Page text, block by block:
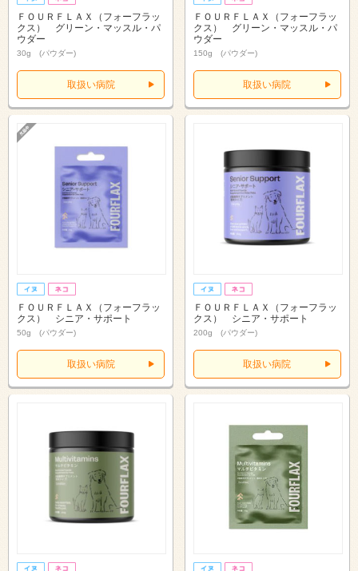
ＦＯＵＲＦＬＡＸ（フォーフラッ
クス） グリーン・マッスル・パ
ウダー
30g (パウダー)
取扱い病院
ＦＯＵＲＦＬＡＸ（フォーフラッ
クス） グリーン・マッスル・パ
ウダー
150g (パウダー)
取扱い病院
ＦＯＵＲＦＬＡＸ（フォーフラッ
クス） シニア・サポート
50g (パウダー)
取扱い病院
ＦＯＵＲＦＬＡＸ（フォーフラッ
クス） シニア・サポート
200g (パウダー)
取扱い病院